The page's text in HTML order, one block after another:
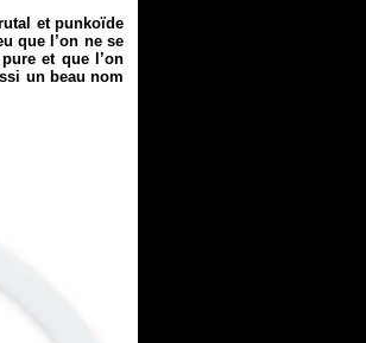
et punkoïde
que l’on ne se
et que l’on
un beau nom